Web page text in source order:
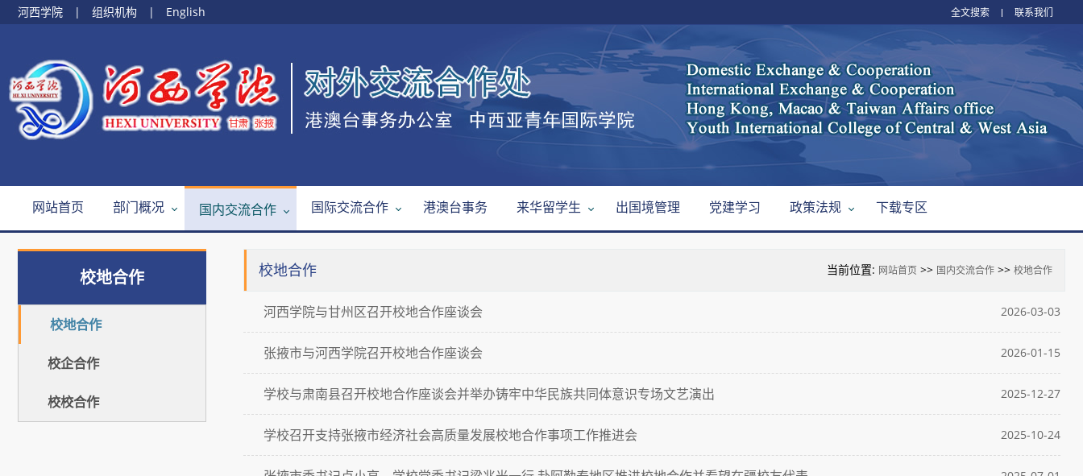
河西学院 | 组织机构 | English 全文搜索 联系我们
网站首页 部门概况 国内交流合作 国际交流合作 港澳台事务 来华留学生 出国境管理 党建学习 政策法规 下载专区
校地合作 当前位置: 网站首页 >> 国内交流合作 >> 校地合作
2026-03-03
河西学院与甘州区召开校地合作座谈会
2026-01-15
张掖市与河西学院召开校地合作座谈会
2025-12-27
学校与肃南县召开校地合作座谈会并举办铸牢中华民族共同体意识专场文艺演出
2025-10-24
学校召开支持张掖市经济社会高质量发展校地合作事项工作推进会
校地合作
校地合作
校企合作
校校合作